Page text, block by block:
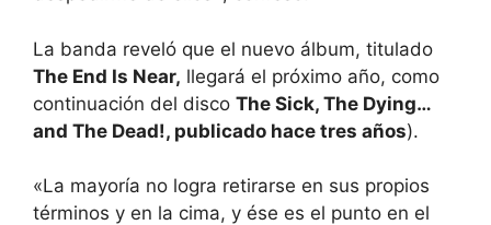
La banda reveló que el nuevo álbum, titulado
The End Is Near, llegará el próximo año, como
continuación del disco The Sick, The Dying…
and The Dead!, publicado hace tres años).
«La mayoría no logra retirarse en sus propios
términos y en la cima, y ése es el punto en el